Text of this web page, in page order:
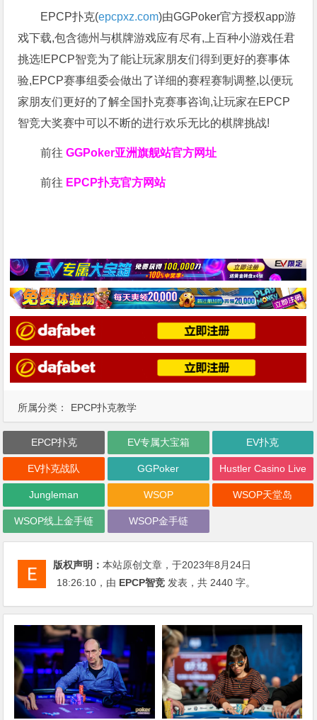
所属分类： EPCP扑克教学
EPCP扑克(epcpxz.com)由GGPoker官方授权app游
戏下载,包含德州与棋牌游戏应有尽有,上百种小游戏任君
挑选!EPCP智竞为了能让玩家朋友们得到更好的赛事体
验,EPCP赛事组委会做出了详细的赛程赛制调整,以便玩
家朋友们更好的了解全国扑克赛事咨询,让玩家在EPCP
智竞大奖赛中可以不断的进行欢乐无比的棋牌挑战!
前往GGPoker亚洲旗舰站官方网址
前往 EPCP扑克官方网站
EPCP扑克 EV专属大宝箱 EV扑克
EV扑克战队 GGPoker Hustler Casino Live
Jungleman WSOP WSOP天堂岛
WSOP线上金手链 WSOP金手链
版权声明：本站原创文章，于2023年8月24日
18:26:10 ，由 EPCP智竞 发表，共 2440 字。